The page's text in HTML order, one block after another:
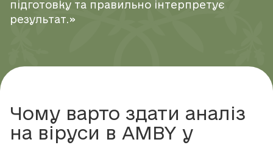
підготовку та правильно інтерпретує
результат.»
Чому варто здати аналіз
на віруси в AMBY у